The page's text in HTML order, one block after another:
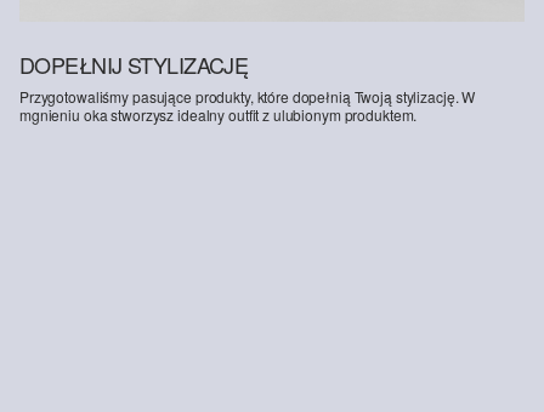
DOPEŁNIJ STYLIZACJĘ
Przygotowaliśmy pasujące produkty, które dopełnią Twoją stylizację. W
mgnieniu oka stworzysz idealny outfit z ulubionym produktem.